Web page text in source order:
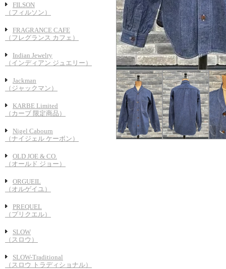
FILSON
（フィルソン）
FRAGRANCE CAFE
（フレグランス カフェ）
Indian Jewelry
（インディアン ジュエリー）
Jackman
（ジャックマン）
KARBE Limited
（カーブ 限定商品）
Nigel Cabourn
（ナイジェル ケーボン）
OLD JOE & CO.
（オールド ジョー）
ORGUEIL
（オルゲイユ）
PREQUEL
（プリクエル）
SLOW
（スロウ）
SLOW-Traditional
（スロウ トラディショナル）